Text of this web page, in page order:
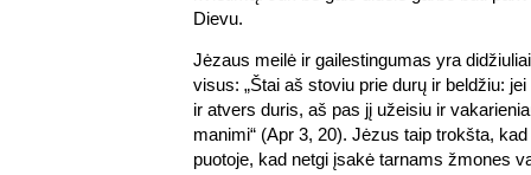
Dievu.
Jėzaus meilė ir gailestingumas yra
visus: „Štai aš stoviu prie durų ir beldžiu:
ir atvers duris, aš pas jį užeisiu ir
manimi“ (Apr 3, 20). Jėzus taip trokšta,
puotoje, kad netgi įsakė tarnams žmones